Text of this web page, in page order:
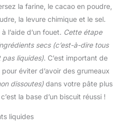
la farine, le cacao en poudre,
la levure chimique et le sel.
l’aide d’un fouet. Cette étape
secs (c’est-à-dire tous
pas liquides). C’est important de
éviter d’avoir des grumeaux
dissoutes) dans votre pâte plus
la base d’un biscuit réussi !
liquides